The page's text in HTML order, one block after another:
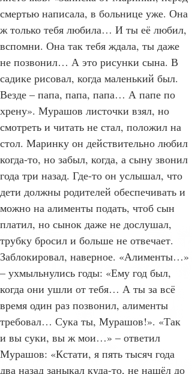
листочков: «Записка от Маринки, перед
смертью написала, в больнице уже. Она
ж только тебя любила… И ты её любил,
вспомни. Она так тебя ждала, ты даже
не позвонил… А это рисунки сына. В
садике рисовал, когда маленький был.
Везде – папа, папа, папа… А папе по
хрену». Мурашов листочки взял, но
смотреть и читать не стал, положил на
стол. Маринку он действительно любил
когда-то, но забыл, когда, а сыну звонил
года три назад. Где-то он услышал, что
дети должны родителей обеспечивать и
можно на алименты подать, чтоб сын
платил, но сынок даже не дослушал,
трубку бросил и больше не отвечает.
Заблокировал, наверное. «Алименты…»
– ухмыльнулись годы: «Ему год был,
когда они ушли от тебя… А ты за всё
время один раз позвонил, алименты
требовал… Сука ты, Мурашов!». «Так
и вы суки, вы ж мои…» – ответил
Мурашов: «Кстати, я пять тысяч года